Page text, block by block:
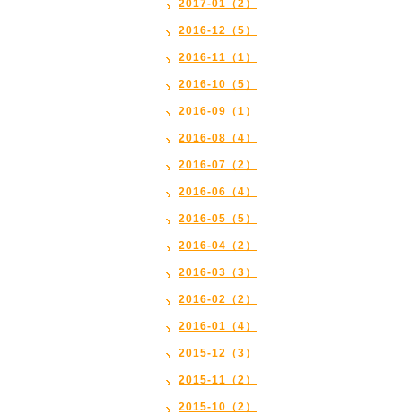
2017-01（2）
2016-12（5）
2016-11（1）
2016-10（5）
2016-09（1）
2016-08（4）
2016-07（2）
2016-06（4）
2016-05（5）
2016-04（2）
2016-03（3）
2016-02（2）
2016-01（4）
2015-12（3）
2015-11（2）
2015-10（2）